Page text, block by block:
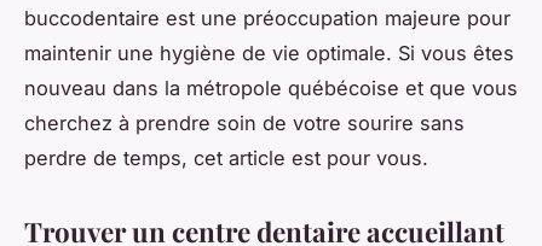
buccodentaire est une préoccupation majeure pour
maintenir une hygiène de vie optimale. Si vous êtes
nouveau dans la métropole québécoise et que vous
cherchez à prendre soin de votre sourire sans
perdre de temps, cet article est pour vous.
Trouver un centre dentaire accueillant